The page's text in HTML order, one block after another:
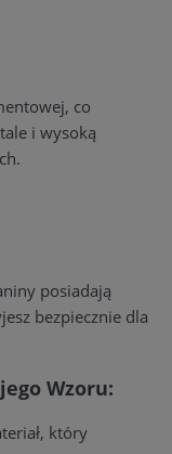
co
i wysoką
posiadają
bezpiecznie dla
Wzoru:
który